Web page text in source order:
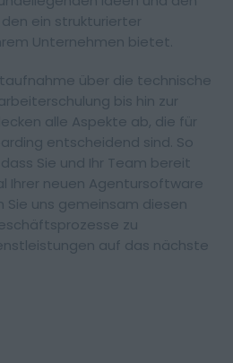
ein strukturierter
Unternehmen bietet.
über die technische
bis hin zur
alle Aspekte ab, die für
entscheidend sind. So
Sie und Ihr Team bereit
Ihrer neuen Agentursoftware
Sie uns gemeinsam diesen
zu
auf das nächste